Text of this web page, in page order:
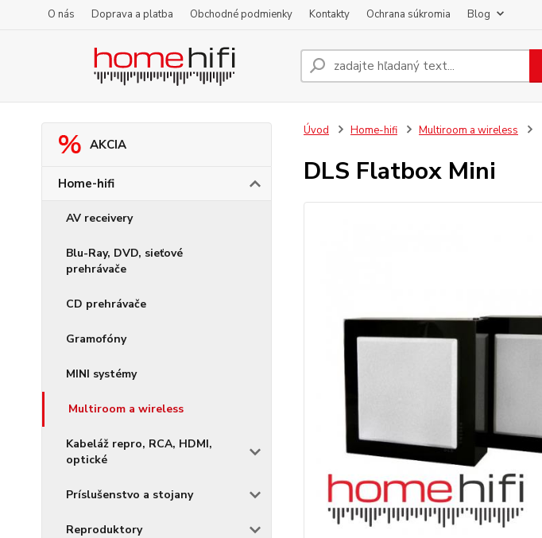
O nás Doprava a platba Obchodné podmienky Kontakty Ochrana súkromia Blog
AKCIA
Home-hifi
AV receivery
Blu-Ray, DVD, sieťové
prehrávače
CD prehrávače
Gramofóny
MINI systémy
Multiroom a wireless
Kabeláž repro, RCA, HDMI,
optické
Príslušenstvo a stojany
Reproduktory
Úvod Home-hifi Multiroom a wireless
DLS Flatbox Mini